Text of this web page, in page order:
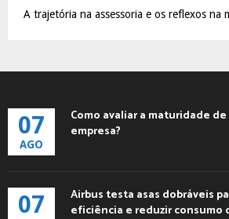
A trajetória na assessoria e os reflexos na
07
AGO
Como avaliar a maturidade
empresa?
07
Airbus testa asas dobráveis
eficiência e reduzir consumo